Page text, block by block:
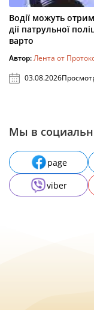
Водії можуть
дії патрульної
варто
Автор:Лента от
03.08.2026
Мы в
page
viber